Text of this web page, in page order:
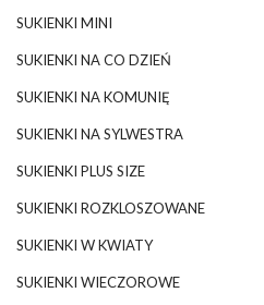
SUKIENKI MINI
SUKIENKI NA CO DZIEŃ
SUKIENKI NA KOMUNIĘ
SUKIENKI NA SYLWESTRA
SUKIENKI PLUS SIZE
SUKIENKI ROZKLOSZOWANE
SUKIENKI W KWIATY
SUKIENKI WIECZOROWE